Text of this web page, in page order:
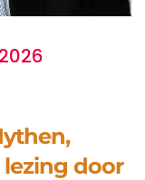
lezing door